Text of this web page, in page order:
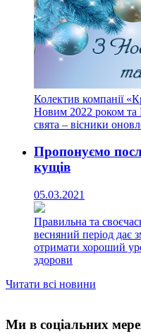
Колектив компанії
Новим 2022 роком та
свята – вісники
Пропонуємо
кущів
05.03.2021
Правильна та
весняний період дає
отримати хороший
здорови
Читати всі новини
Ми в соціальних